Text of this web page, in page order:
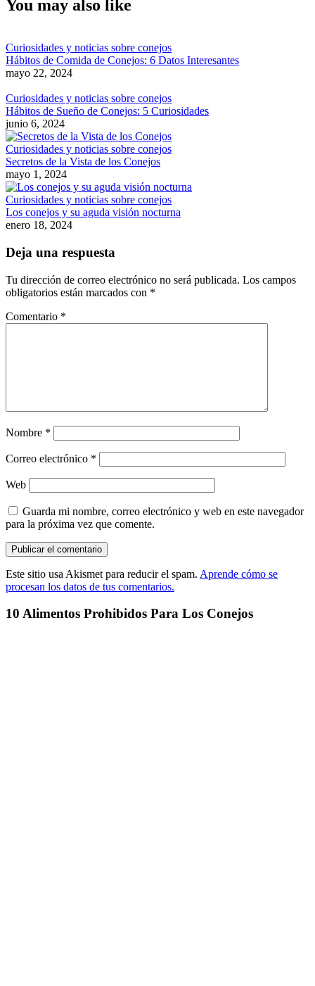
You may also like
Curiosidades y noticias sobre conejos
Hábitos de Comida de Conejos: 6 Datos Interesantes
mayo 22, 2024
Curiosidades y noticias sobre conejos
Hábitos de Sueño de Conejos: 5 Curiosidades
junio 6, 2024
Curiosidades y noticias sobre conejos
Secretos de la Vista de los Conejos
mayo 1, 2024
Curiosidades y noticias sobre conejos
Los conejos y su aguda visión nocturna
enero 18, 2024
Deja una respuesta
Tu dirección de correo electrónico no será publicada. Los campos
obligatorios están marcados con *
Comentario *
Nombre *
Correo electrónico *
Web
Guarda mi nombre, correo electrónico y web en este navegador
para la próxima vez que comente.
Este sitio usa Akismet para reducir el spam. Aprende cómo se
procesan los datos de tus comentarios.
10 Alimentos Prohibidos Para Los Conejos